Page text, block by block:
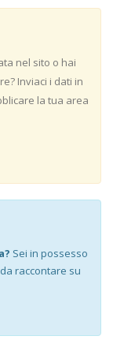
nel sito o hai
Inviaci i dati in
la tua area
Sei in possesso
raccontare su